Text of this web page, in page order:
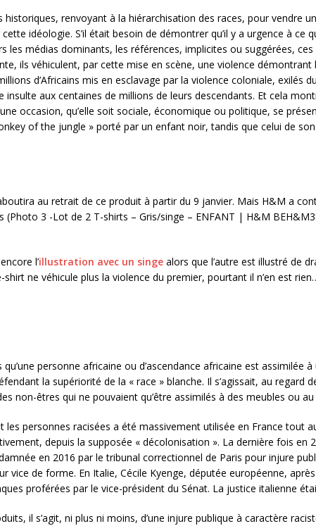
historiques, renvoyant à la hiérarchisation des races, pour vendre
idéologie. S’il était besoin de démontrer qu’il y a urgence à ce
les médias dominants, les références, implicites ou suggérées,
ils véhiculent, par cette mise en scène, une violence démontrant
d’Africains mis en esclavage par la violence coloniale, exilés
insulte aux centaines de millions de leurs descendants. Et cela
occasion, qu’elle soit sociale, économique ou politique, se
of the jungle » porté par un enfant noir, tandis que celui de
au retrait de ce produit à partir du 9 janvier. Mais H&M a
(Photo 3 -Lot de 2 T-shirts – Gris/singe – ENFANT | H&M
l’illustration avec un singe alors que l’autre est illustré de
ne véhicule plus la violence du premier, pourtant il n’en est
qu’une personne africaine ou d’ascendance africaine est
la supériorité de la « race » blanche. Il s’agissait, au regard
non-êtres qui ne pouvaient qu’être assimilés à des meubles ou
personnes racisées a été massivement utilisée en France tout
depuis la supposée « décolonisation ». La dernière fois en
en 2016 par le tribunal correctionnel de Paris pour injure
vice de forme. En Italie, Cécile Kyenge, députée européenne,
proférées par le vice-président du Sénat. La justice italienne
il s’agit, ni plus ni moins, d’une injure publique à caractère